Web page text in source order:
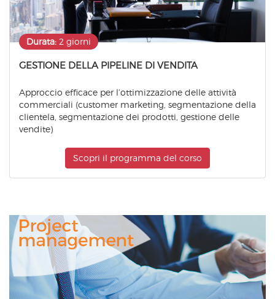
Durata: 2 giorni
GESTIONE DELLA PIPELINE DI VENDITA
Approccio efficace per l’ottimizzazione delle attività
commerciali (customer marketing, segmentazione della
clientela, segmentazione dei prodotti, gestione delle
vendite)
Scopri il programma del corso
Management